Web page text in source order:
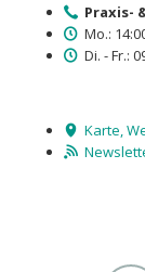
Praxis-
Mo.:
Di. - Fr.:
Karte,